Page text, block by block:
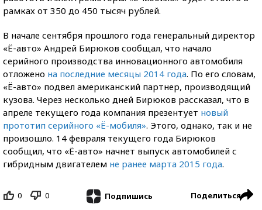
рамках от 350 до 450 тысяч рублей.
В начале сентября прошлого года генеральный директор
«Ё-авто» Андрей Бирюков сообщал, что начало
серийного производства инновационного автомобиля
отложено на последние месяцы 2014 года. По его словам,
«Ё-авто» подвел американский партнер, производящий
кузова. Через несколько дней Бирюков рассказал, что в
апреле текущего года компания презентует новый
прототип серийного «Ё-мобиля». Этого, однако, так и не
произошло. 14 февраля текущего года Бирюков
сообщил, что «Ё-авто» начнет выпуск автомобилей с
гибридным двигателем не ранее марта 2015 года.
0 0 Подпишись Поделиться